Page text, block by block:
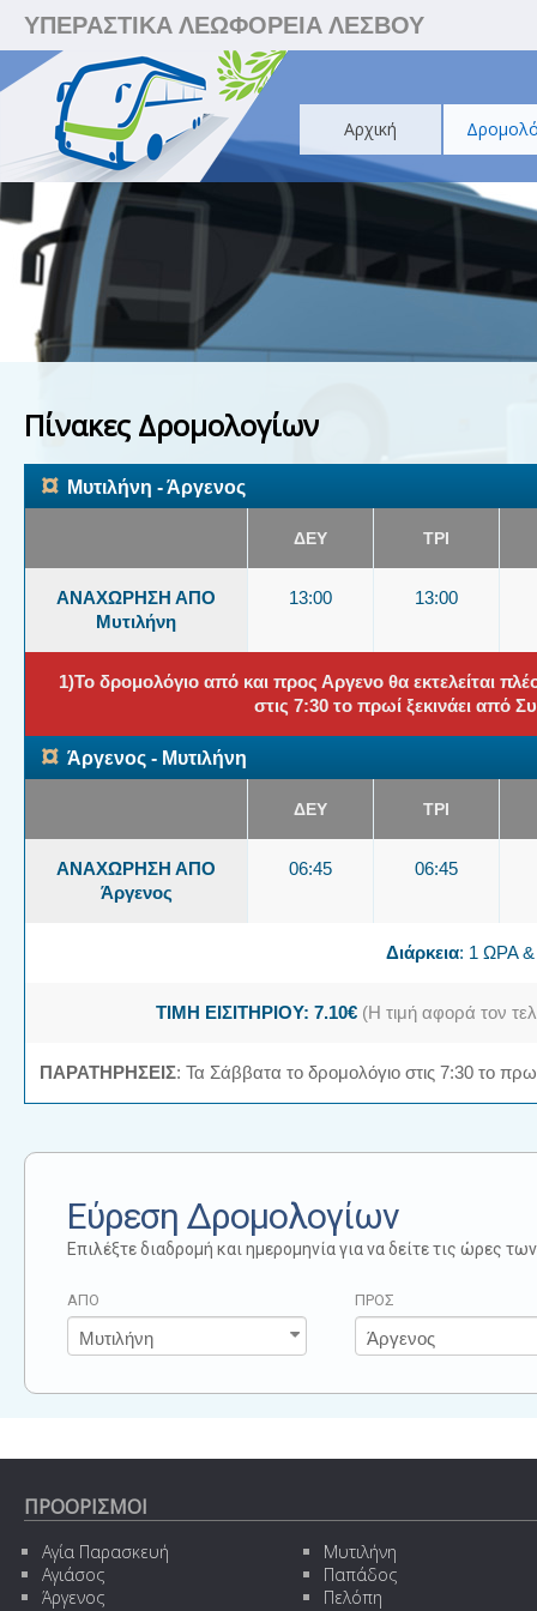
ΥΠΕΡΑΣΤΙΚΑ ΛΕΩΦΟΡΕΙΑ ΛΕΣΒΟΥ
Αρχική
Πίνακες Δρομολογίων
¤ Μυτιλήνη - Άργενος
ΔΕΥ ΤΡΙ
ΑΝΑΧΩΡΗΣΗ ΑΠΟ
Μυτιλήνη
13:00 13:00
1)Το δρομολόγιο από και προς Αργενο θα εκτελείται
στις 7:30 το πρωί ξεκινάει από
¤ Άργενος - Μυτιλήνη
ΔΕΥ ΤΡΙ
ΑΝΑΧΩΡΗΣΗ ΑΠΟ
Άργενος
06:45 06:45
Διάρκεια: 1 ΩΡΑ
ΤΙΜΗ ΕΙΣΙΤΗΡΙΟΥ: 7.10€ (Η τιμή αφορά τον
ΠΑΡΑΤΗΡΗΣΕΙΣ: Τα Σάββατα το δρομολόγιο στις 7:30 το
Εύρεση Δρομολογίων
Επιλέξτε διαδρομή και ημερομηνία για να δείτε τις ώρες
ΑΠΟ ΠΡΟΣ
ΠΡΟΟΡΙΣΜΟΙ
Αγία Παρασκευή
Αγιάσος
Άργενος
Μυτιλήνη
Παπάδος
Πελόπη